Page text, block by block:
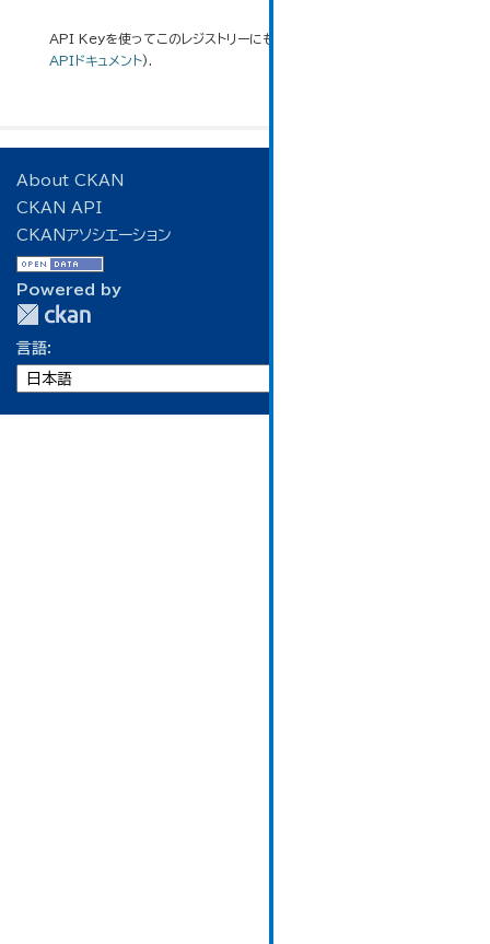
API Keyを使ってこのレジストリーにもアクセス可能です
APIドキュメント).
About CKAN
CKAN API
CKANアソシエーション
Powered by
言語